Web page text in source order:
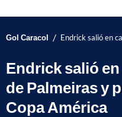
Gol Caracol / Endrick salió en
Endrick salió
de Palmeiras y
Copa América